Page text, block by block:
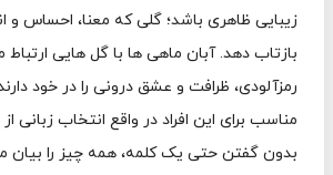
زیبایی ظاهری باشد؛ گلی که معنا، احساس و
بازتاب دهد. آبان ماهی ها با گل هایی
رمزآلودی، ظرافت و عشق درونی را در خود
مناسب برای این افراد در واقع انتخاب
بدون گفتن حتی یک کلمه، همه چیز را بیان